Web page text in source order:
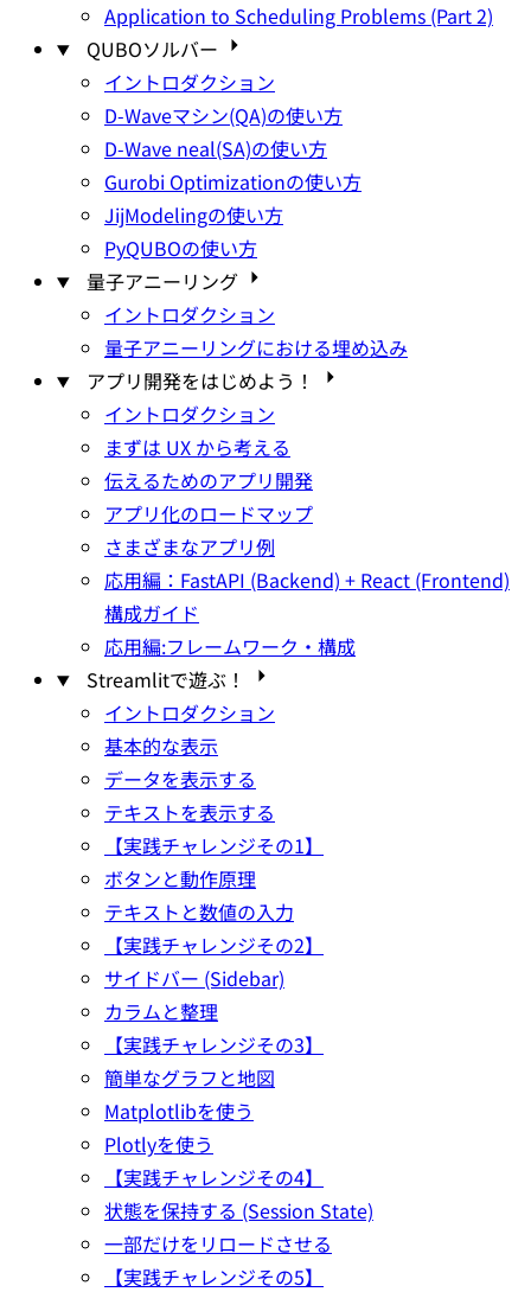
Application to Scheduling Problems (Part 2)
QUBOソルバー
イントロダクション
D-Waveマシン(QA)の使い方
D-Wave neal(SA)の使い方
Gurobi Optimizationの使い方
JijModelingの使い方
PyQUBOの使い方
量子アニーリング
イントロダクション
量子アニーリングにおける埋め込み
アプリ開発をはじめよう！
イントロダクション
まずは UX から考える
伝えるためのアプリ開発
アプリ化のロードマップ
さまざまなアプリ例
応用編：FastAPI (Backend) + React (Frontend)
構成ガイド
応用編:フレームワーク・構成
Streamlitで遊ぶ！
イントロダクション
基本的な表示
データを表示する
テキストを表示する
【実践チャレンジその1】
ボタンと動作原理
テキストと数値の入力
【実践チャレンジその2】
サイドバー (Sidebar)
カラムと整理
【実践チャレンジその3】
簡単なグラフと地図
Matplotlibを使う
Plotlyを使う
【実践チャレンジその4】
状態を保持する (Session State)
一部だけをリロードさせる
【実践チャレンジその5】